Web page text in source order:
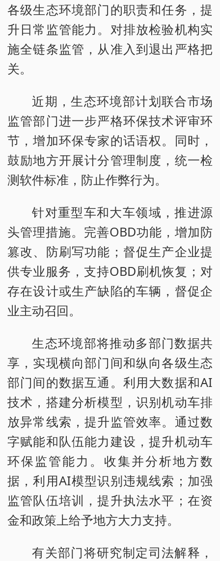
各级生态环境部门的职责和任务，提
升日常监管能力。对排放检验机构实
施全链条监管，从准入到退出严格把
关。
近期，生态环境部计划联合市场
监管部门进一步严格环保技术评审环
节，增加环保专家的话语权。同时，
鼓励地方开展计分管理制度，统一检
测软件标准，防止作弊行为。
针对重型车和大车领域，推进源
头管理措施。完善OBD功能，增加防
篡改、防刷写功能；督促生产企业提
供专业服务，支持OBD刷机恢复；对
存在设计或生产缺陷的车辆，督促企
业主动召回。
生态环境部将推动多部门数据共
享，实现横向部门间和纵向各级生态
部门间的数据互通。利用大数据和AI
技术，搭建分析模型，识别机动车排
放异常线索，提升监管效率。通过数
字赋能和队伍能力建设，提升机动车
环保监管能力。收集并分析地方数
据，利用AI模型识别违规线索；加强
监管队伍培训，提升执法水平；在资
金和政策上给予地方大力支持。
有关部门将研究制定司法解释，